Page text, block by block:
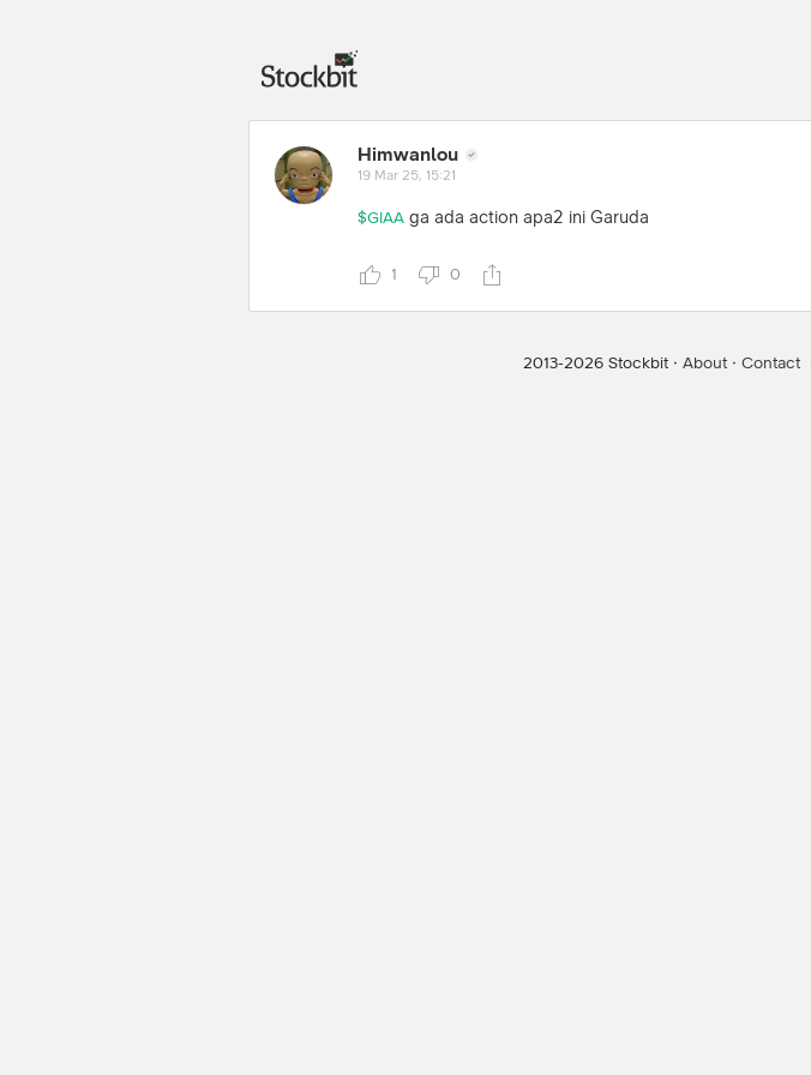
Himwanlou
19 Mar 25, 15:21
$GIAA ga ada action apa2 ini Garuda
1 0
2013-2026 Stockbit · About · Contact